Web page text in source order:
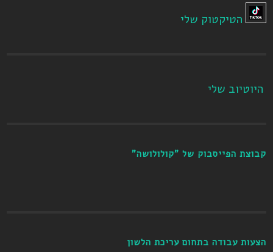
הטיקטוק שלי
היוטיוב שלי
קבוצת הפייסבוק של "קולולושה"
הצעות עבודה בתחום עריכת הלשון